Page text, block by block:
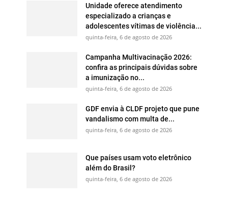
Unidade oferece atendimento
especializado a crianças e
adolescentes vítimas de violência...
quinta-feira, 6 de agosto de 2026
Campanha Multivacinação 2026:
confira as principais dúvidas sobre
a imunização no...
quinta-feira, 6 de agosto de 2026
GDF envia à CLDF projeto que pune
vandalismo com multa de...
quinta-feira, 6 de agosto de 2026
Que países usam voto eletrônico
além do Brasil?
quinta-feira, 6 de agosto de 2026